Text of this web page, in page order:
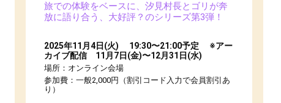
旅での体験をベースに、汐見村長とゴリが奔
放に語り合う、大好評？のシリーズ第3弾！
2025年11月4日(火) 19:30〜21:00予定 ※アー
カイブ配信 11月7日(金)〜12月31日(水)
場所：オンライン会場
参加費：一般2,000円（割引コード入力で会員割引あ
り）